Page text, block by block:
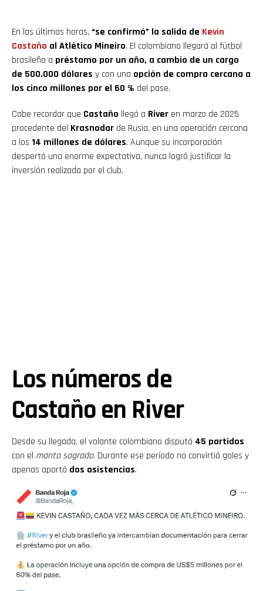
En las últimas horas, “se confirmó” la salida de Kevin
Castaño al Atlético Mineiro. El colombiano llegará al fútbol
brasileño a préstamo por un año, a cambio de un cargo
de 500.000 dólares y con una opción de compra cercana a
los cinco millones por el 60 % del pase.
Cabe recordar que Castaño llegó a River en marzo de 2025
procedente del Krasnodar de Rusia, en una operación cercana
a los 14 millones de dólares. Aunque su incorporación
despertó una enorme expectativa, nunca logró justificar la
inversión realizada por el club.
Los números de
Castaño en River
Desde su llegada, el volante colombiano disputó 45 partidos
con el manto sagrado. Durante ese período no convirtió goles y
apenas aportó dos asistencias.